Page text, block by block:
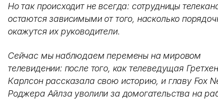
Но так происходит не всегда: сотрудницы
остаются зависимыми от того, насколько
окажутся их руководители.
Сейчас мы наблюдаем перемены на мировом
телевидении: после того, как телеведущая Гретхен
Карлсон рассказала свою историю, и главу Fox
Роджера Айлза уволили за домогательства на